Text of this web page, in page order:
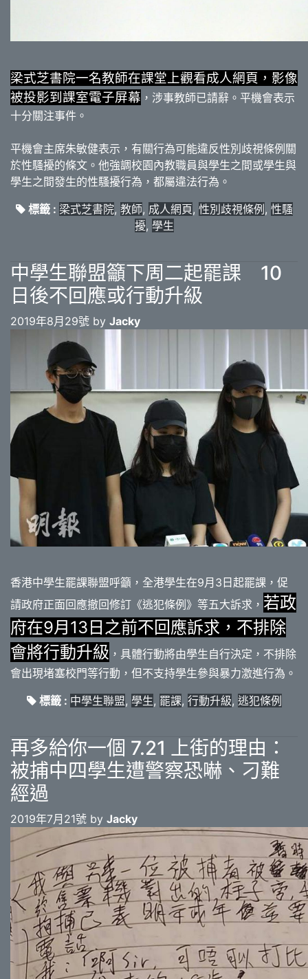
梁式芝書院一名教師在課堂上觀看成人網頁，影像
被投影到課室電子屏幕 ，涉事教師已請辭。平機會表示
十分關注事件。
平機會主席朱敏健表示，有關行為可能違反性別歧視條例關
於性騷擾的條文。他強調校園內教職員與學生之間或學生與
學生之間發生的性騷擾行為，都屬違法行為。
標籤 : 梁式芝書院, 教師, 成人網頁, 性別歧視條例 , 性騷
擾, 學生
中學生聯盟籲下周二起罷課 10
日後不回應或行動升級
2019年8月29號 by Jacky
香港中學生罷課聯盟呼籲，全港學生在9月3日起罷課，促
請政府正面回應撤回修訂《逃犯條例》等五大訴求， 若政
府在9月13日之前不回應訴求，不排除
會將行動升級 ，具體行動將由學生自行決定，不排除
會出現堵塞校門等行動，但不支持學生參與暴力激進行為。
標籤 : 中學生聯盟, 學生, 罷課, 行動升級, 逃犯條例
再多給你一個 7.21 上街的理由：
被捕中四學生遭警察恐嚇、刁難
經過
2019年7月21號 by Jacky